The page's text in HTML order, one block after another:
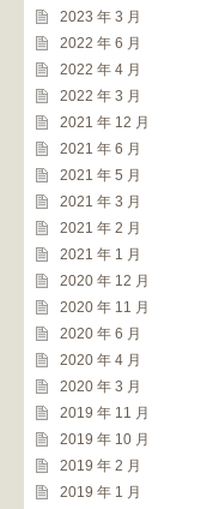
2023 年 3 月
2022 年 6 月
2022 年 4 月
2022 年 3 月
2021 年 12 月
2021 年 6 月
2021 年 5 月
2021 年 3 月
2021 年 2 月
2021 年 1 月
2020 年 12 月
2020 年 11 月
2020 年 6 月
2020 年 4 月
2020 年 3 月
2019 年 11 月
2019 年 10 月
2019 年 2 月
2019 年 1 月